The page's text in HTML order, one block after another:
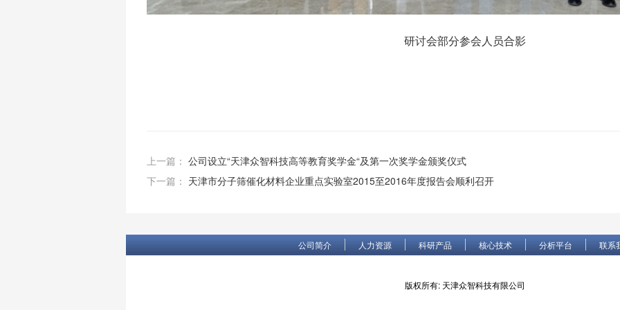
研讨会部分参会人员合影
上一篇： 公司设立“天津众智科技高等教育奖学金“及第一次奖学金颁奖仪式
下一篇： 天津市分子筛催化材料企业重点实验室2015至2016年度报告会顺利召开
公司简介 人力资源 科研产品 核心技术 分析平台 联系
版权所有: 天津众智科技有限公司